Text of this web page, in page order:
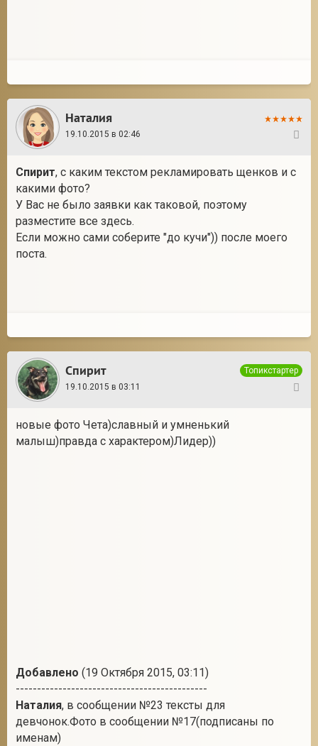
Наталия
19.10.2015 в 02:46
Спирит, с каким текстом рекламировать щенков и с
какими фото?
У Вас не было заявки как таковой, поэтому
разместите все здесь.
Если можно сами соберите "до кучи")) после моего
поста.
Спирит
Топикстартер
19.10.2015 в 03:11
новые фото Чета)славный и умненький
малыш)правда с характером)Лидер))
Добавлено (19 Октября 2015, 03:11)
---------------------------------------------
Наталия, в сообщении №23 тексты для
девчонок.Фото в сообщении №17(подписаны по
именам)